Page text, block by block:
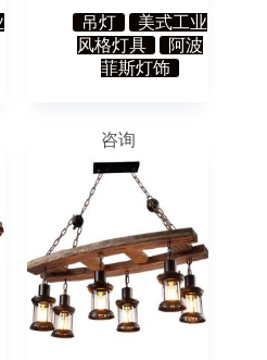
吊灯
美式工业
风格灯具
阿波
菲斯灯饰
咨询